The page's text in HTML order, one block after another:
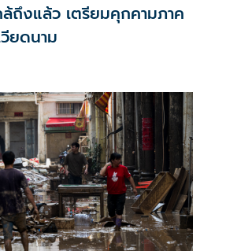
ถึงแล้ว เตรียมคุกคามภาค
ยดนาม